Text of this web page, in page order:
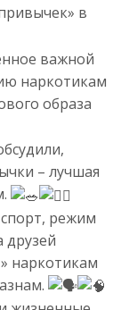
в
важной
наркотикам
образа
– лучшая
режим
друзей
наркотикам